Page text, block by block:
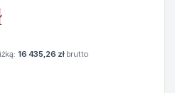
16 435,26 złbrutto